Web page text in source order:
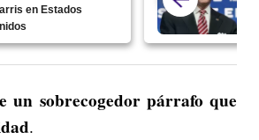
en Estados
un sobrecogedor párrafo que
.